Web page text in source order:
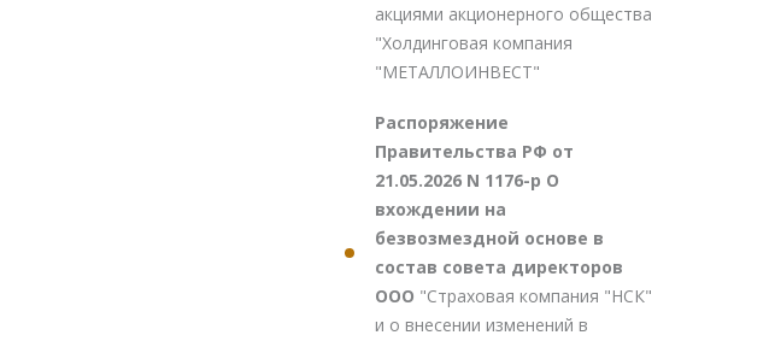
акциями акционерного общества
"Холдинговая компания
"МЕТАЛЛОИНВЕСТ"
Распоряжение
Правительства РФ от
21.05.2026 N 1176-р О
вхождении на
безвозмездной основе в
состав совета директоров
ООО "Страховая компания "НСК"
и о внесении изменений в